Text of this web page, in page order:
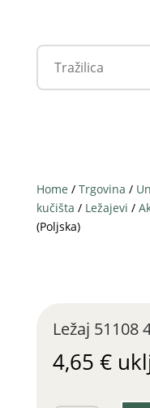
Home / Trgovina /
kučišta / Ležajevi /
(Poljska)
Ležaj 51108
4,65 €